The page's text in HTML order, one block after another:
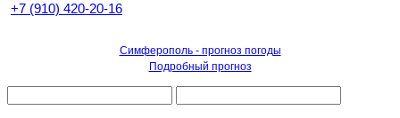
+7 (910) 420-20-16
Симферополь - прогноз погоды
Подробный прогноз